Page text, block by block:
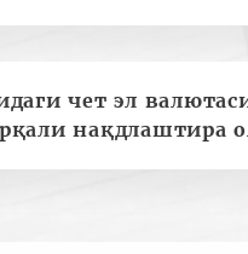
чет эл
нақдлаштира